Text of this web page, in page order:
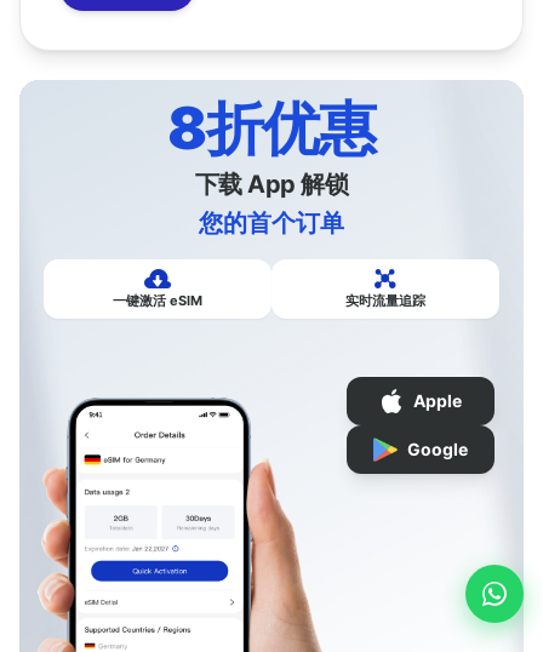
8折优惠
下载 App 解锁
您的首个订单
一键激活 eSIM 实时流量追踪
Apple
Google